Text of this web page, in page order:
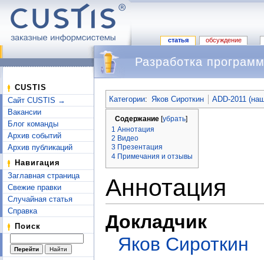
статья обсуждение
CUSTIS
Сайт CUSTIS →
Вакансии
Блог команды
Архив событий
Архив публикаций
Навигация
Заглавная страница
Свежие правки
Случайная статья
Справка
Поиск
Разработка
Категории: Яков Сироткин ADD-2011
Содержание [убрать]
1 Аннотация
2 Видео
3 Презентация
4 Примечания и отзывы
Аннотация
Докладчик
Яков Сироткин